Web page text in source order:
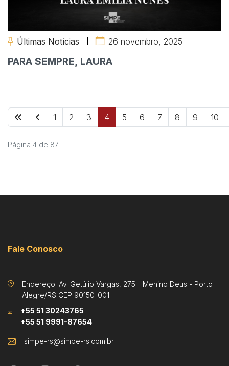
Últimas Notícias 26 novembro, 2025
PARA SEMPRE, LAURA
1 2 3 4 5 6 7 8 9 10
Página 4 de 87
Fale Conosco
Endereço: Av. Getúlio Vargas, 275 - Menino Deus - Porto
Alegre/RS CEP 90150-001
+55 51 30243765
+55 51 9991-87654